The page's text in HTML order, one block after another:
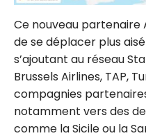
Ce nouveau
de se déplacer plus
s’ajoutant au réseau
Brussels Airlines, TAP,
compagnies
notamment vers des
comme la Sicile ou la